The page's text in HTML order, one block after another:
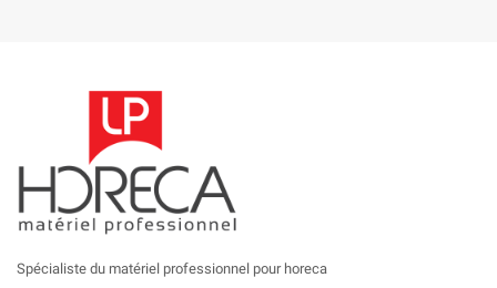
Spécialiste du matériel professionnel pour horeca